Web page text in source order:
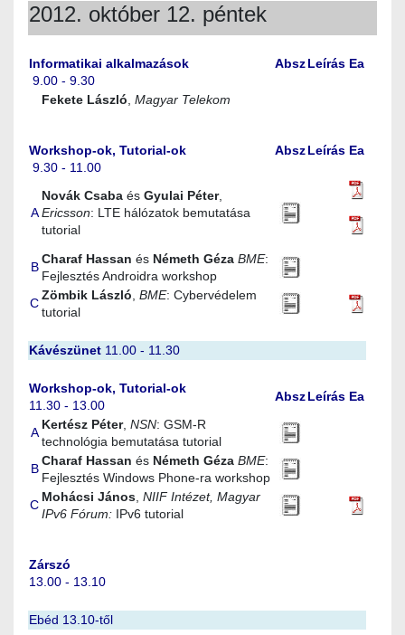
2012. október 12. péntek
Informatikai alkalmazások
9.00 - 9.30
AbszLeírás Ea
Fekete László Magyar Telekom
Workshop-ok, Tutorial-ok
9.30 - 11.00
AbszLeírás Ea
A
Novák Csaba és Gyulai Péter,
Ericsson: LTE hálózatok bemutatása
tutorial
B
Charaf Hassan és Németh Géza BME:
Fejlesztés Androidra workshop
C
Zömbik László BME: Cybervédelem
tutorial
Kávészünet 11.00 - 11.30
Workshop-ok, Tutorial-ok
11.30 - 13.00
AbszLeírás Ea
A
Kertész Péter, NSN: GSM-R
technológia bemutatása tutorial
B
Charaf Hassan és Németh Géza BME:
Fejlesztés Windows Phone-ra workshop
C
Mohácsi János NIIF Intézet, Magyar
IPv6 Fórum: IPv6 tutorial
Zárszó
13.00 - 13.10
Ebéd 13.10-től